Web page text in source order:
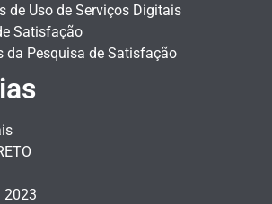
de Uso de Serviços Digitais
Satisfação
da Pesquisa de Satisfação
2023